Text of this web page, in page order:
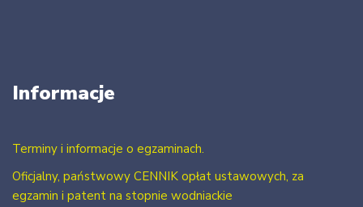
Informacje
Terminy i informacje o egzaminach.
Oficjalny, państwowy CENNIK opłat ustawowych, za
egzamin i patent na stopnie wodniackie